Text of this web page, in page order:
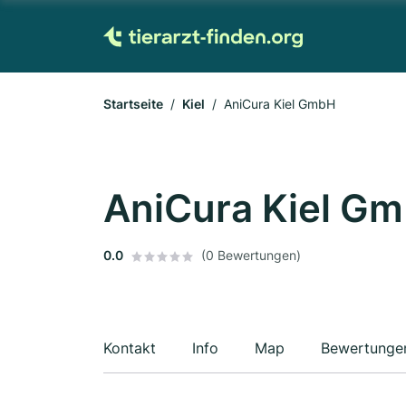
Startseite Kiel AniCura Kiel GmbH
AniCura Kiel
0.0 (0 Bewertungen)
Kontakt Info Map